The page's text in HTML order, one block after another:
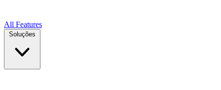
All Features